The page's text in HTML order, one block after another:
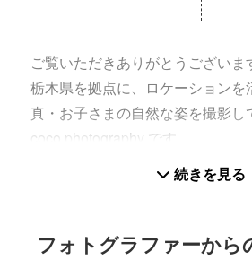
ご覧いただきありがとうございま
栃木県を拠点に、ロケーションを
真・お子さまの自然な姿を撮影し
coco photography です。
撮影では、スタジオのように細か
ご家族やお子さまがいつものよ
続きを見る
フォトグラファーから